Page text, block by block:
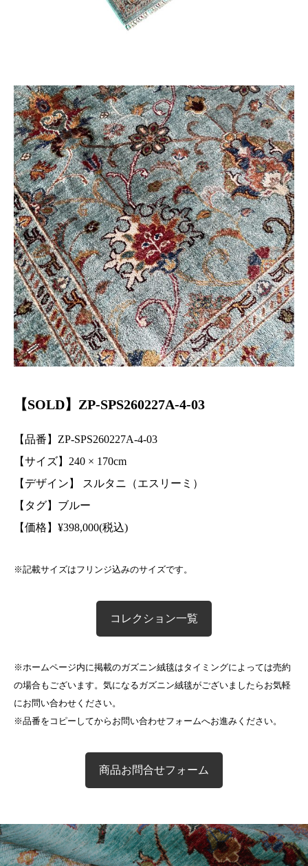
【SOLD】ZP-SPS260227A-4-03
【品番】ZP-SPS260227A-4-03
【サイズ】240 × 170cm
【デザイン】 スルタニ（エスリーミ）
【タグ】ブルー
【価格】 ¥398,000(税込)
※記載サイズはフリンジ込みのサイズです。
コレクション一覧
※ホームページ内に掲載のガズニン絨毯はタイミングによっては売約
の場合もございます。気になるガズニン絨毯がございましたらお気軽
にお問い合わせください。
※品番をコピーしてからお問い合わせフォームへお進みください。
商品お問合せフォーム